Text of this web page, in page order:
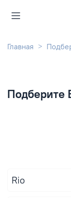
Главная
Подберите
Rio